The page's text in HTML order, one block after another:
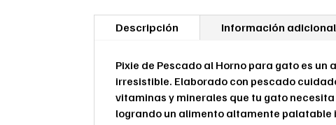
Descripción Información adicional
Pixie de Pescado al Horno para gato es
irresistible. Elaborado con pescado
vitaminas y minerales que tu gato
logrando un alimento altamente palatable